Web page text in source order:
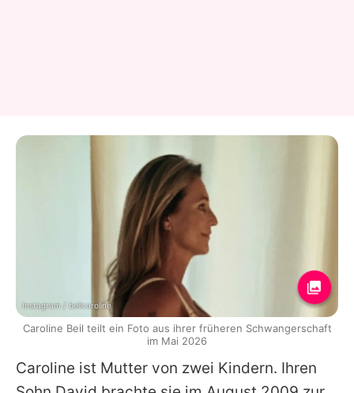
Caroline ist Mutter von zwei Kindern. Ihren
Instagram / beilcaroline
Caroline Beil teilt ein Foto aus ihrer früheren Schwangerschaft
im Mai 2026